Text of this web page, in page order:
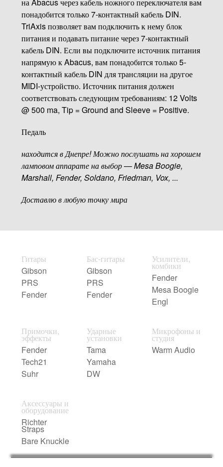
понадобится только 7-контактный кабель DIN.
TriAxis позволяет вам подключить к нему блок
питания и подавать питание через 7-контактный
кабель DIN. Если вы подключите источник питания
напрямую к Abacus, вам понадобится только 5-
контактный кабель DIN для трансляции на другое
MIDI-устройство. Источник питания должен
соответствовать следующим требованиям: 12 Volts
@ 500 ma, Tip = Ground and Sleeve = Positive.
Педаль
находится в Днепре! Можно послушать на хорошем
ламповом аппарате на выбор — Mesa Boogie,
Marshall, Fender, Soldano, Friedman, Vox, ...
Доставлю в любую точку мира
Гитары
Gibson
PRS
Fender
Бас-гитары
Gibson
PRS
Fender
Усилители,
комбики
Fender
Mesa Boogie
Engl
Примочки,
эффекты
Fender
Tech21
Suhr
Ударные
установки
Tama
Yamaha
DW
Микрофоны и
студия
Warm Audio
Аксессуары и
оборудование
Richter
Straps
Bare Knuckle